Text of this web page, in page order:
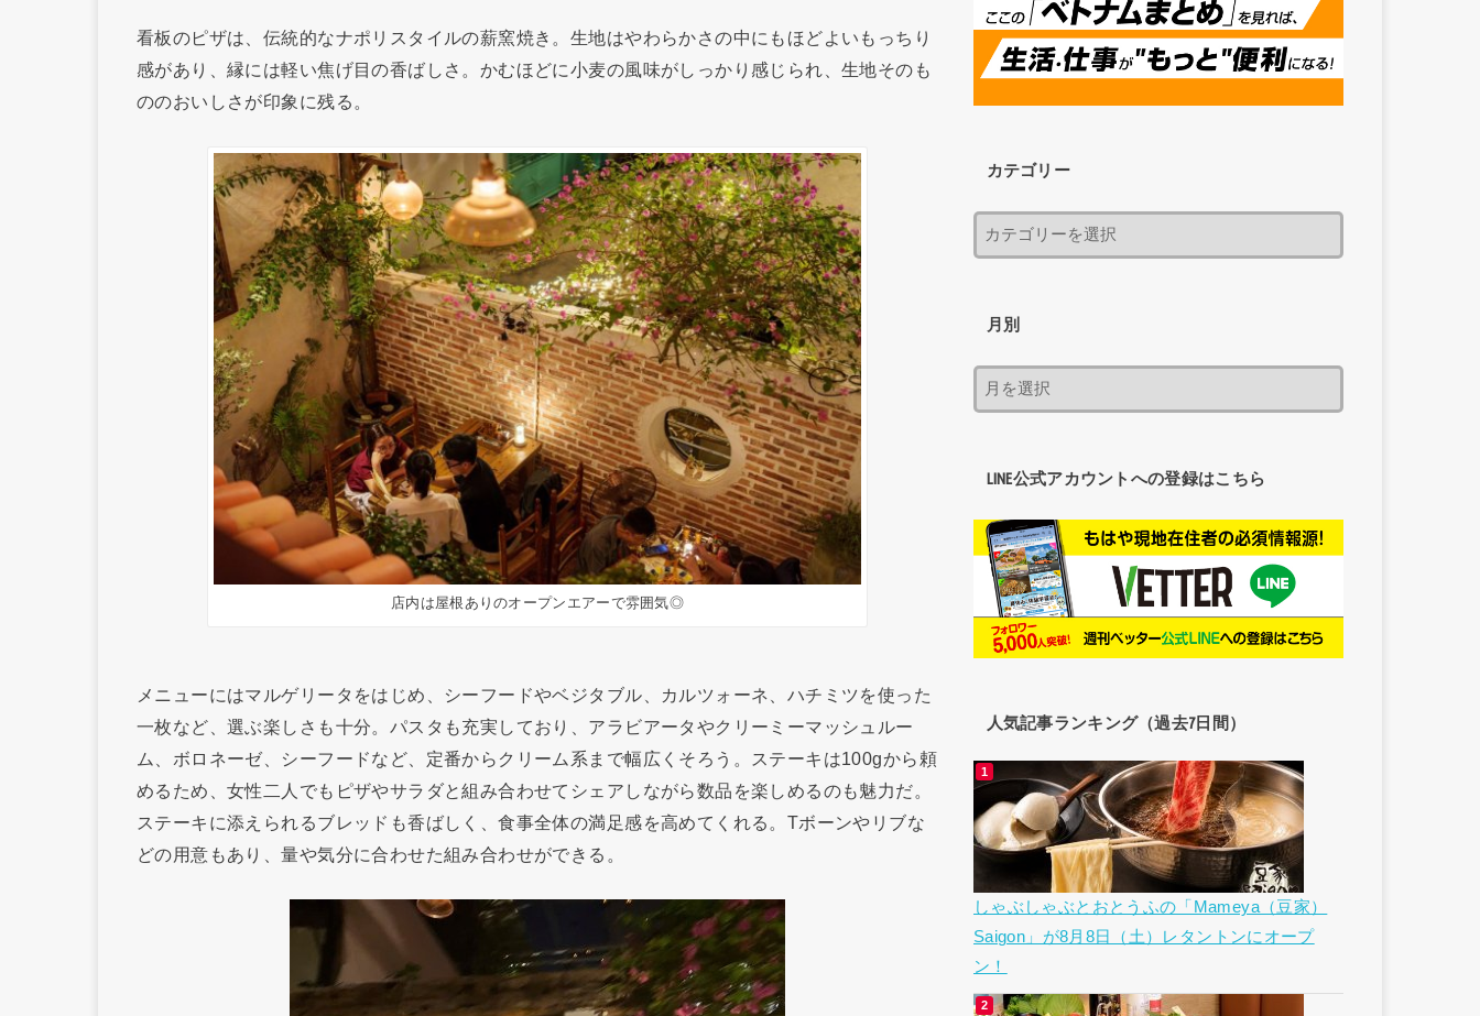
看板のピザは、伝統的なナポリスタイルの薪窯焼き。生地はやわらかさの中にもほどよいもっちり
感があり、縁には軽い焦げ目の香ばしさ。かむほどに小麦の風味がしっかり感じられ、生地そのも
ののおいしさが印象に残る。
店内は屋根ありのオープンエアーで雰囲気◎
メニューにはマルゲリータをはじめ、シーフードやベジタブル、カルツォーネ、ハチミツを使った
一枚など、選ぶ楽しさも十分。パスタも充実しており、アラビアータやクリーミーマッシュルー
ム、ボロネーゼ、シーフードなど、定番からクリーム系まで幅広くそろう。ステーキは100gから頼
めるため、女性二人でもピザやサラダと組み合わせてシェアしながら数品を楽しめるのも魅力だ。
ステーキに添えられるブレッドも香ばしく、食事全体の満足感を高めてくれる。Tボーンやリブな
どの用意もあり、量や気分に合わせた組み合わせができる。
カテゴリー
月別
LINE公式アカウントへの登録はこちら
人気記事ランキング（過去7日間）
しゃぶしゃぶとおとうふの「Mameya（豆家）
Saigon」が8月8日（土）レタントンにオープ
ン！